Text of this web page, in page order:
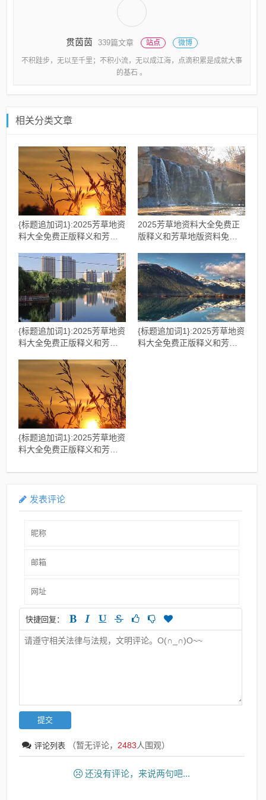
贯茵茵 339篇文章 站点 微博
不积跬步，无以至千里；不积小流，无以成江海，点滴积累是成就大事
的基石 。
相关分类文章
{标题追加词1}:2025芳草地资
料大全免费正版释义和芳草
权社会释义、解释与落实-规
避虚假推广
2025芳草地资料大全免费正
版释义和芳草地版资料免费
专家解析解释与落实​,抵制欺
骗的伎俩
{标题追加词1}:2025芳草地资
料大全免费正版释义和芳草
权-关键解答、专家解读解释
与落实​,规避误导的假宣传困
{标题追加词1}:2025芳草地资
料大全免费正版释义和芳草
{标题追加词1}:2025芳草地资
料大全免费正版释义和芳草
权-成果分析、专家解读解释
发表评论
快捷回复：
评论列表 （暂无评论， 2483人围观）
还没有评论，来说两句吧...